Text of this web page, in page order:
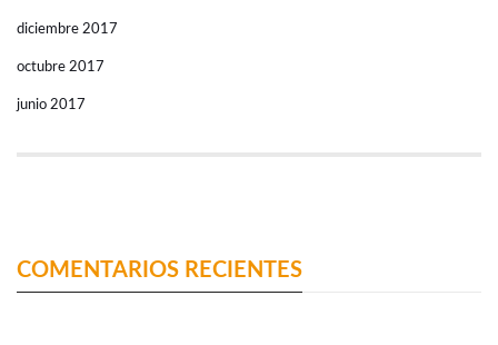
diciembre 2017
octubre 2017
junio 2017
COMENTARIOS RECIENTES